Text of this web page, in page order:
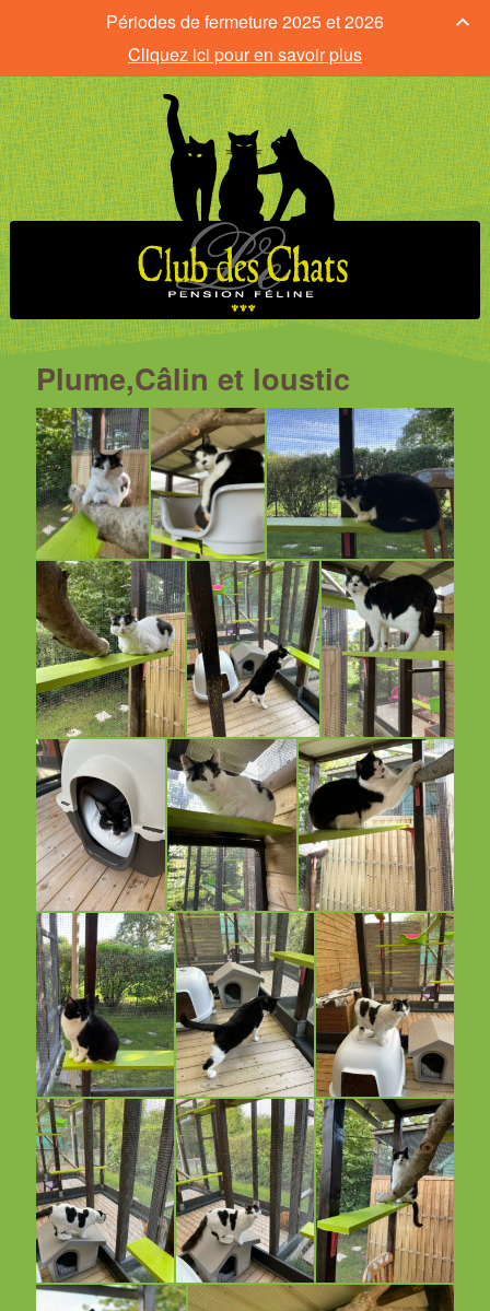
Plume,Câlin et loustic
Périodes de fermeture 2025 et 2026
Cliquez ici pour en savoir plus